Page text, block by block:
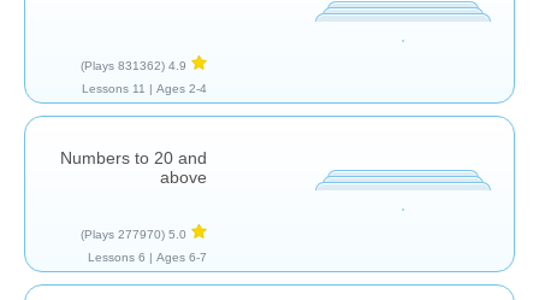
4.9
(831362 Plays)
Ages 2-4 |
11 Lessons
Numbers to 20 and
above
5.0
(277970 Plays)
Ages 6-7 |
6 Lessons